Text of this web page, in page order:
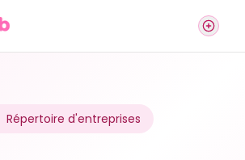
Répertoire d'entreprises